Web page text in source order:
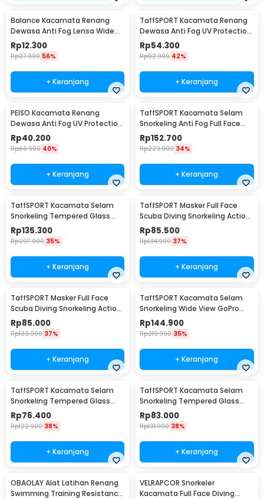
Balance Kacamata Renang
Dewasa Anti Fog Lensa Wide
Vision Earplug - 826
Rp12.300
Rp27.900 56%
+ Keranjang
TaffSPORT Kacamata Renang
Dewasa Anti Fog UV Protection
Big Frame - YY-1715
Rp54.300
Rp92.900 42%
+ Keranjang
PEISO Kacamata Renang
Dewasa Anti Fog UV Protection
Wide View Earplug - MC-900
Rp40.200
Rp66.900 40%
+ Keranjang
TaffSPORT Kacamata Selam
Snorkeling Anti Fog Full Face
Diving Mask - M2077G
Rp152.700
Rp229.900 34%
+ Keranjang
TaffSPORT Kacamata Selam
Snorkeling Tempered Glass
Diving Mask - AS303JF
Rp135.300
Rp207.900 35%
+ Keranjang
TaffSPORT Masker Full Face
Scuba Diving Snorkeling Action
Cam Mount S/M - M2068G
Rp85.500
Rp134.900 37%
+ Keranjang
TaffSPORT Masker Full Face
Scuba Diving Snorkeling Action
Cam Mount L/XL - M2068G
Rp85.000
Rp133.900 37%
+ Keranjang
TaffSPORT Kacamata Selam
Snorkeling Wide View GoPro
Mount Diving Mask - AS304
Rp144.900
Rp219.900 35%
+ Keranjang
TaffSPORT Kacamata Selam
Snorkeling Tempered Glass
Diving Mask - M23
Rp76.400
Rp122.900 38%
+ Keranjang
TaffSPORT Kacamata Selam
Snorkeling Tempered Glass
Diving Mask - M24
Rp83.000
Rp131.900 38%
+ Keranjang
OBAOLAY Alat Latihan Renang
Swimming Training Resistance
VELRAPCOR Snorkeler
Kacamata Full Face Diving